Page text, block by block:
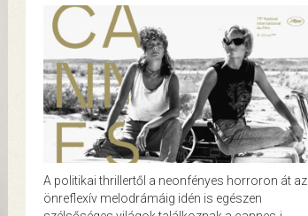
A politikai thrillertől a neonfényes horroron át az
önreflexív melodrámáig idén is egészen